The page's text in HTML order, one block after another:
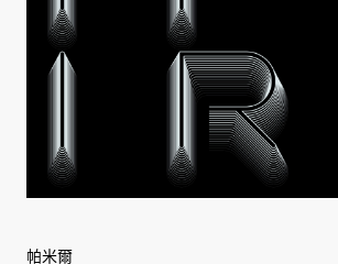
帕米爾